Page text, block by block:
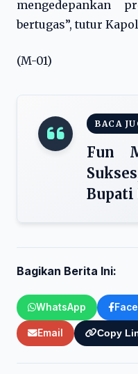
mengedepankan
bertugas”, tutur
(M-01)
BACA
Fun
Bupati
Bagikan Berita Ini:
WhatsApp
Email Copy